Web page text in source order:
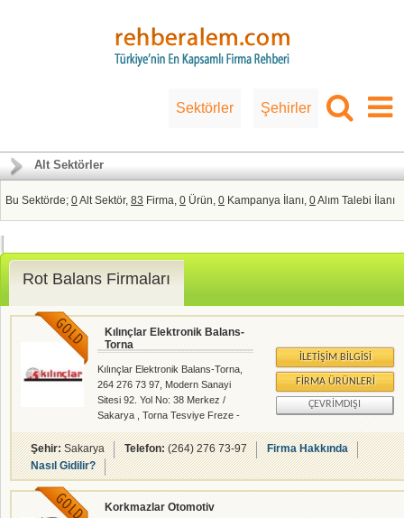
Sektörler Şehirler
Alt Sektörler
Bu Sektörde; 0Alt Sektör, 83 Firma, 0 Ürün, 0 Kampanya İlanı, 0Alım Talebi İlanı
Rot Balans Firmaları
Kılınçlar Elektronik Balans-
Torna
Kılınçlar Elektronik Balans-Torna,
264 276 73 97, Modern Sanayi
Sitesi 92. Yol No: 38 Merkez /
Sakarya , Torna Tesviye Freze -
Rot Balans - rehberalem.com
alanlarında faliyet gösteren
firmamızdır.
İLETIŞIM BILGISI
FIRMA ÜRÜNLERI
ÇEVRIMDIŞI
Şehir:Sakarya Telefon:(264) 276 73-97
Firma Hakkında
Nasıl Gidilir?
Korkmazlar Otomotiv